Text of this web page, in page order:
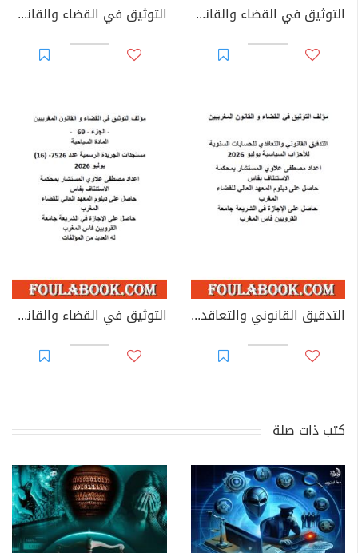
التوثيق في القضاء والقانون المغربيين - الأجزاء من 44 إلى 67 التوثيق في القضاء والقانون المغربيين: تغيير مؤسسات جامعية - يوليوز 2026
التدقيق القانوني والتعاقدي للحسابات السنوية للأحزاب السياسية التوثيق في القضاء والقانون المغربيين - الجزء 69
كتب ذات صلة